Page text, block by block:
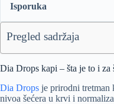
Isporuka
Pregled sadržaja
Dia Drops kapi – šta je to i za
Dia Drops je prirodni tretman
nivoa šećera u krvi i